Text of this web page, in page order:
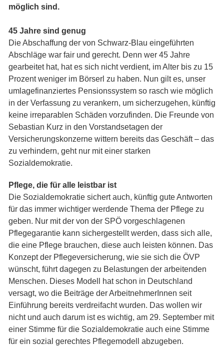
möglich sind.
45 Jahre sind genug
Die Abschaffung der von Schwarz-Blau eingeführten
Abschläge war fair und gerecht. Denn wer 45 Jahre
gearbeitet hat, hat es sich nicht verdient, im Alter bis zu 15
Prozent weniger im Börserl zu haben. Nun gilt es, unser
umlagefinanziertes Pensionssystem so rasch wie möglich
in der Verfassung zu verankern, um sicherzugehen, künftig
keine irreparablen Schäden vorzufinden. Die Freunde von
Sebastian Kurz in den Vorstandsetagen der
Versicherungskonzerne wittern bereits das Geschäft – das
zu verhindern, geht nur mit einer starken
Sozialdemokratie.
Pflege, die für alle leistbar ist
Die Sozialdemokratie sichert auch, künftig gute Antworten
für das immer wichtiger werdende Thema der Pflege zu
geben. Nur mit der von der SPÖ vorgeschlagenen
Pflegegarantie kann sichergestellt werden, dass sich alle,
die eine Pflege brauchen, diese auch leisten können. Das
Konzept der Pflegeversicherung, wie sie sich die ÖVP
wünscht, führt dagegen zu Belastungen der arbeitenden
Menschen. Dieses Modell hat schon in Deutschland
versagt, wo die Beiträge der ArbeitnehmerInnen seit
Einführung bereits verdreifacht wurden. Das wollen wir
nicht und auch darum ist es wichtig, am 29. September mit
einer Stimme für die Sozialdemokratie auch eine Stimme
für ein sozial gerechtes Pflegemodell abzugeben.